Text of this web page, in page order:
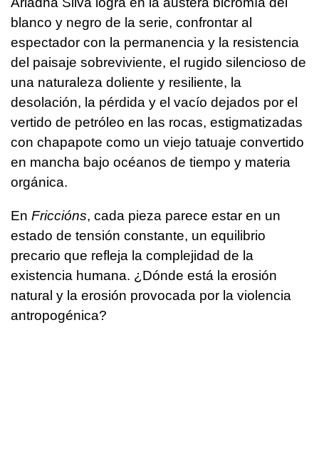
blanco y negro de la serie, confrontar al
espectador con la permanencia y la resistencia
del paisaje sobreviviente, el rugido silencioso de
una naturaleza doliente y resiliente, la
desolación, la pérdida y el vacío dejados por el
vertido de petróleo en las rocas, estigmatizadas
con chapapote como un viejo tatuaje convertido
en mancha bajo océanos de tiempo y materia
orgánica.
En Friccións, cada pieza parece estar en un
estado de tensión constante, un equilibrio
precario que refleja la complejidad de la
existencia humana. ¿Dónde está la erosión
natural y la erosión provocada por la violencia
antropogénica?